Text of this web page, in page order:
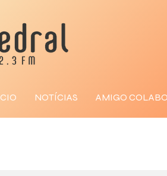
NOTÍCIAS AMIGO